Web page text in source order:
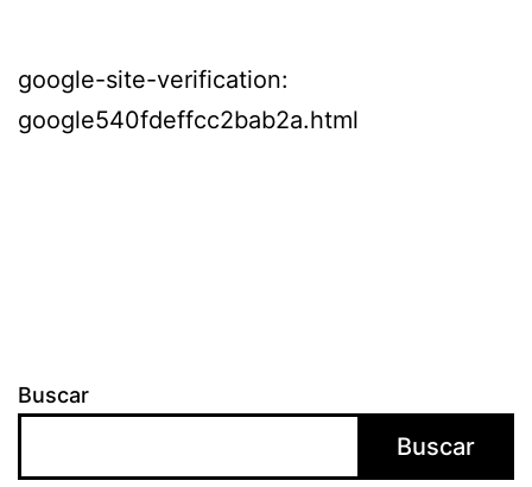
google-site-verification:
google540fdeffcc2bab2a.html
Buscar
Buscar